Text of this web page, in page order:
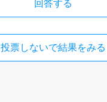
投票しないで結果をみる